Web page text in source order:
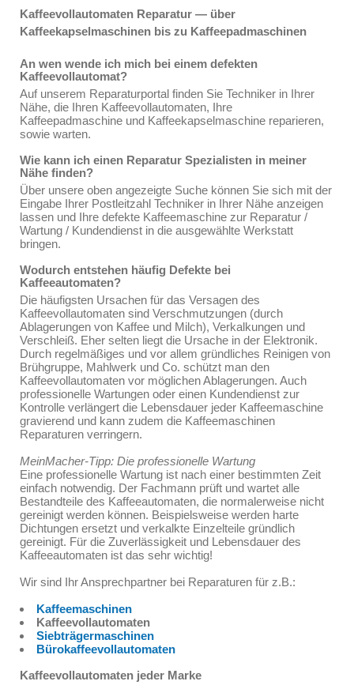
Kaffeevollautomaten Reparatur — über
Kaffeekapselmaschinen bis zu Kaffeepadmaschinen
An wen wende ich mich bei einem defekten
Kaffeevollautomat?
Auf unserem Reparaturportal finden Sie Techniker in Ihrer
Nähe, die Ihren Kaffeevollautomaten, Ihre
Kaffeepadmaschine und Kaffeekapselmaschine reparieren,
sowie warten.
Wie kann ich einen Reparatur Spezialisten in meiner
Nähe finden?
Über unsere oben angezeigte Suche können Sie sich mit der
Eingabe Ihrer Postleitzahl Techniker in Ihrer Nähe anzeigen
lassen und Ihre defekte Kaffeemaschine zur Reparatur /
Wartung / Kundendienst in die ausgewählte Werkstatt
bringen.
Wodurch entstehen häufig Defekte bei
Kaffeeautomaten?
Die häufigsten Ursachen für das Versagen des
Kaffeevollautomaten sind Verschmutzungen (durch
Ablagerungen von Kaffee und Milch), Verkalkungen und
Verschleiß. Eher selten liegt die Ursache in der Elektronik.
Durch regelmäßiges und vor allem gründliches Reinigen von
Brühgruppe, Mahlwerk und Co. schützt man den
Kaffeevollautomaten vor möglichen Ablagerungen. Auch
professionelle Wartungen oder einen Kundendienst zur
Kontrolle verlängert die Lebensdauer jeder Kaffeemaschine
gravierend und kann zudem die Kaffeemaschinen
Reparaturen verringern.
MeinMacher-Tipp: Die professionelle Wartung
Eine professionelle Wartung ist nach einer bestimmten Zeit
einfach notwendig. Der Fachmann prüft und wartet alle
Bestandteile des Kaffeeautomaten, die normalerweise nicht
gereinigt werden können. Beispielsweise werden harte
Dichtungen ersetzt und verkalkte Einzelteile gründlich
gereinigt. Für die Zuverlässigkeit und Lebensdauer des
Kaffeeautomaten ist das sehr wichtig!
Wir sind Ihr Ansprechpartner bei Reparaturen für z.B.:
Kaffeemaschinen
Kaffeevollautomaten
Siebträgermaschinen
Bürokaffeevollautomaten
Kaffeevollautomaten jeder Marke